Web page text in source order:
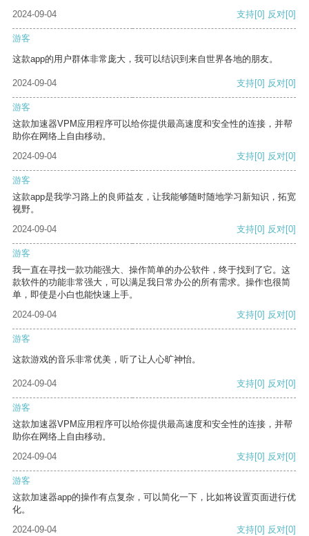
2024-09-04 支持[0] 反对[0]
游客
这款app的用户群体非常庞大，我可以结识到来自世界各地的朋友。
2024-09-04 支持[0] 反对[0]
游客
这款加速器VPM应用程序可以给你提供最高速度和安全性的连接，并帮
助你在网络上自由移动。
2024-09-04
支持[0] 反对[0]
游客
这款app是我学习路上的良师益友，让我能够随时随地学习新知识，拓宽
视野。
2024-09-04
支持[0] 反对[0]
游客
我一直在寻找一款功能强大、操作简单的办公软件，终于找到了它。这
款软件的功能非常强大，可以满足我日常办公的所有需求。操作也很简
单，即使是小白也能快速上手。
2024-09-04
支持[0] 反对[0]
游客
这款游戏的音乐非常优美，听了让人心旷神怡。
2024-09-04 支持[0] 反对[0]
游客
这款加速器VPM应用程序可以给你提供最高速度和安全性的连接，并帮
助你在网络上自由移动。
2024-09-04
支持[0] 反对[0]
游客
这款加速器app的操作有点复杂，可以简化一下，比如将设置页面进行优
化。
2024-09-04
支持[0] 反对[0]